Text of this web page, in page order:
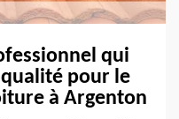
qui
pour le
à Argenton